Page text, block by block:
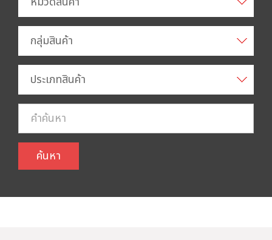
กลุ่มสินค้า
ประเภทสินค้า
ค้นหา